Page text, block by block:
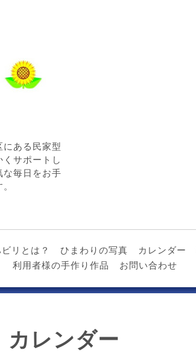
ある民家型
サポートし
な毎日をお手
リとは？ ひまわりの写真 カレンダー
利用者様の手作り作品 お問い合わせ
カレンダー